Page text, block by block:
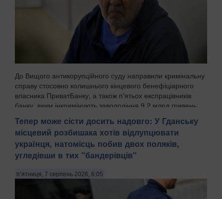
До Вищого антикорупційного суду направили кримінальну
справу стосовно колишнього кінцевого бенефіціарного
власника ПриватБанку, а також п'ятьох експрацівників
банку, яким інкримінують заволодіння 9,2 млрд гривень.
Тепер може сісти досить надовго: У Гданську
місцевий розбишака хотів відлупцювати
українця, натомісць побив двох поляків,
угледівши в тих "бандерівців"
п’ятниця, 7 серпень 2026, 6:05